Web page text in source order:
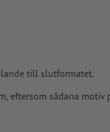
till slutformatet.
eftersom sådana motiv